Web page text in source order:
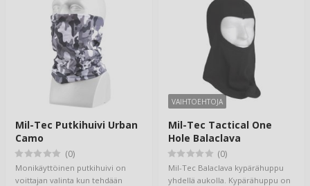
Mil-Tec Putkihuivi Urban
Camo
(0)
Monikäyttöinen putkihuivi on
voittajan valinta kun tehdään
VAIHTOEHTOJA
Mil-Tec Tactical One
Hole Balaclava
(0)
Mil-Tec Balaclava kypärähuppu
yhdellä aukolla. Kypärähuppu on